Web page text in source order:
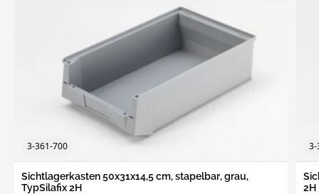
3-361-700
Sichtlagerkasten 50x31x14,5 cm, stapelbar, grau,
TypSilafix 2H
3-
2H